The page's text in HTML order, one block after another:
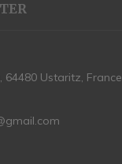
64480 Ustaritz, France